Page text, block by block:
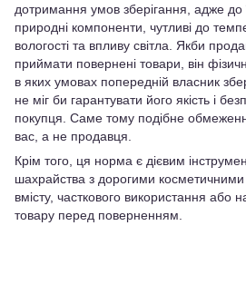
дотримання умов зберігання, адже до
природні компоненти, чутливі до
вологості та впливу світла. Якби
приймати повернені товари, він
в яких умовах попередній власник
не міг би гарантувати його якість і
покупця. Саме тому подібне
вас, а не продавця.
Крім того, ця норма є дієвим
шахрайства з дорогими
вмісту, часткового використання або
товару перед поверненням.